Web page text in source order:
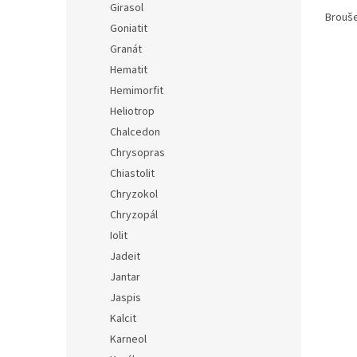
Girasol
Goniatit
Granát
Hematit
Hemimorfit
Heliotrop
Chalcedon
Chrysopras
Chiastolit
Chryzokol
Chryzopál
Iolit
Jadeit
Jantar
Jaspis
Kalcit
Karneol